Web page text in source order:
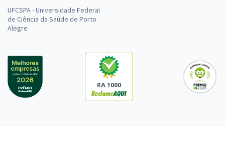
UFCSPA - Universidade Federal
de Ciência da Saúde de Porto
Alegre
RA 1000